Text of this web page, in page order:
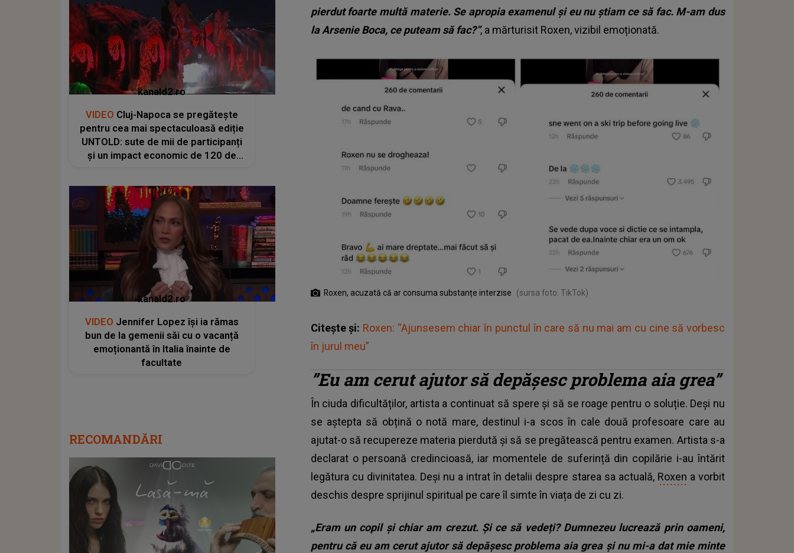
pierdut foarte multă materie. Se apropia examenul și eu nu știam ce să fac. M-am dus
la Arsenie Boca, ce puteam să fac?”, a mărturisit Roxen, vizibil emoționată.
Roxen, acuzată că ar consuma substanțe interzise (sursa foto: TikTok)
Citește și: Roxen: “Ajunsesem chiar în punctul în care să nu mai am cu cine să vorbesc
în jurul meu”
”Eu am cerut ajutor să depășesc problema aia grea”
În ciuda dificultăților, artista a continuat să spere și să se roage pentru o soluție. Deși nu
se aștepta să obțină o notă mare, destinul i-a scos în cale două profesoare care au
ajutat-o să recupereze materia pierdută și să se pregătească pentru examen. Artista s-a
declarat o persoană credincioasă, iar momentele de suferință din copilărie i-au întărit
legătura cu divinitatea. Deși nu a intrat în detalii despre starea sa actuală, Roxen a vorbit
deschis despre sprijinul spiritual pe care îl simte în viața de zi cu zi.
„Eram un copil și chiar am crezut. Și ce să vedeți? Dumnezeu lucrează prin oameni,
pentru că eu am cerut ajutor să depășesc problema aia grea și nu mi-a dat mie minte
kanald2.ro
VIDEO Cluj-Napoca se pregătește
pentru cea mai spectaculoasă ediție
UNTOLD: sute de mii de participanți
și un impact economic de 120 de
kanald2.ro
VIDEO Jennifer Lopez își ia rămas
bun de la gemenii săi cu o vacanță
emoționantă în Italia înainte de
facultate
RECOMANDĂRI